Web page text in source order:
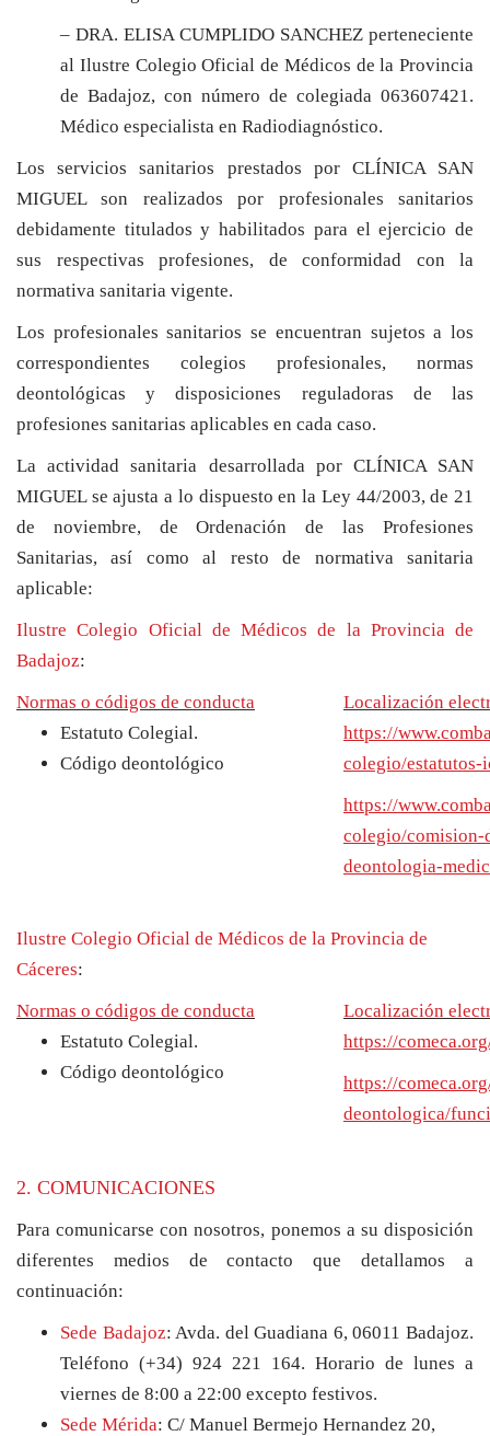
– DRA. ELISA CUMPLIDO SANCHEZ perteneciente
al Ilustre Colegio Oficial de Médicos de la Provincia
de Badajoz, con número de colegiada 063607421 .
Médico especialista en Radiodiagnóstico.
Los servicios sanitarios prestados por CLÍNICA SAN
MIGUEL son realizados por profesionales sanitarios
debidamente titulados y habilitados para el ejercicio de
sus respectivas profesiones, de conformidad con la
normativa sanitaria vigente.
Los profesionales sanitarios se encuentran sujetos a los
correspondientes colegios profesionales, normas
deontológicas y disposiciones reguladoras de las
profesiones sanitarias aplicables en cada caso.
La actividad sanitaria desarrollada por CLÍNICA SAN
MIGUEL se ajusta a lo dispuesto en la Ley 44/2003, de 21
de noviembre, de Ordenación de las Profesiones
Sanitarias, así como al resto de normativa sanitaria
aplicable:
Ilustre Colegio Oficial de Médicos de la Provincia de
Badajoz:
Normas o códigos de conducta
Localización
Estatuto Colegial.
Código deontológico
https://
colegio/estatutos-
https://
colegio/
deontologia-
Ilustre Colegio Oficial de Médicos de la Provincia de
Cáceres:
Normas o códigos de conducta
Localización
Estatuto Colegial.
Código deontológico
https://
https://
deontologica/
2. COMUNICACIONES
Para comunicarse con nosotros, ponemos a su disposición
diferentes medios de contacto que detallamos a
continuación:
Sede Badajoz: Avda. del Guadiana 6, 06011 Badajoz.
Teléfono (+34) 924 221 164. Horario de lunes a
viernes de 8:00 a 22:00 excepto festivos.
Sede Mérida: C/ Manuel Bermejo Hernandez 20,